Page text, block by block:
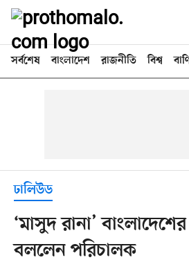
সর্বশেষ বাংলাদেশ রাজনীতি বিশ্ব
ঢালিউড
‘মাসুদ রানা’
বললেন পরিচালক